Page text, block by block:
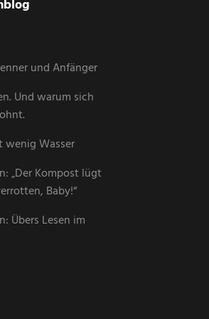
und Anfänger
Und warum sich
wenig Wasser
„Der Kompost lügt
Baby!“
Übers Lesen im